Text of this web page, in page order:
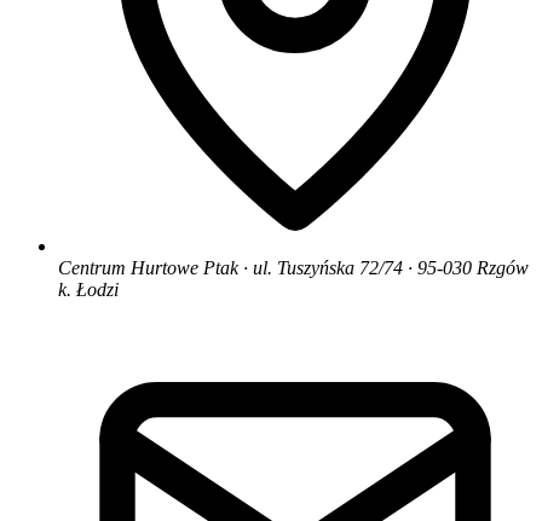
Centrum Hurtowe Ptak · ul. Tuszyńska 72/74 · 95-030 Rzgów
k. Łodzi